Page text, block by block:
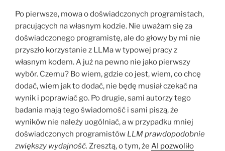
Po pierwsze, mowa o doświadczonych programistach,
pracujących na własnym kodzie. Nie uważam się za
doświadczonego programistę, ale do głowy by mi nie
przyszło korzystanie z LLMa w typowej pracy z
własnym kodem. A już na pewno nie jako pierwszy
wybór. Czemu? Bo wiem, gdzie co jest, wiem, co chcę
dodać, wiem jak to dodać, nie będę musiał czekać na
wynik i poprawiać go. Po drugie, sami autorzy tego
badania mają tego świadomość i sami piszą, że
wyników nie należy uogólniać, a w przypadku mniej
doświadczonych programistów LLM prawdopodobnie
zwiększy wydajność. Zresztą, o tym, że AI pozwoliło